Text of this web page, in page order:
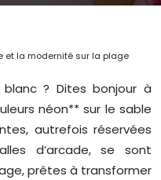
et la modernité sur la plage
? Dites bonjour à
néon** sur le sable
autrefois réservées
d’arcade, se sont
prêtes à transformer